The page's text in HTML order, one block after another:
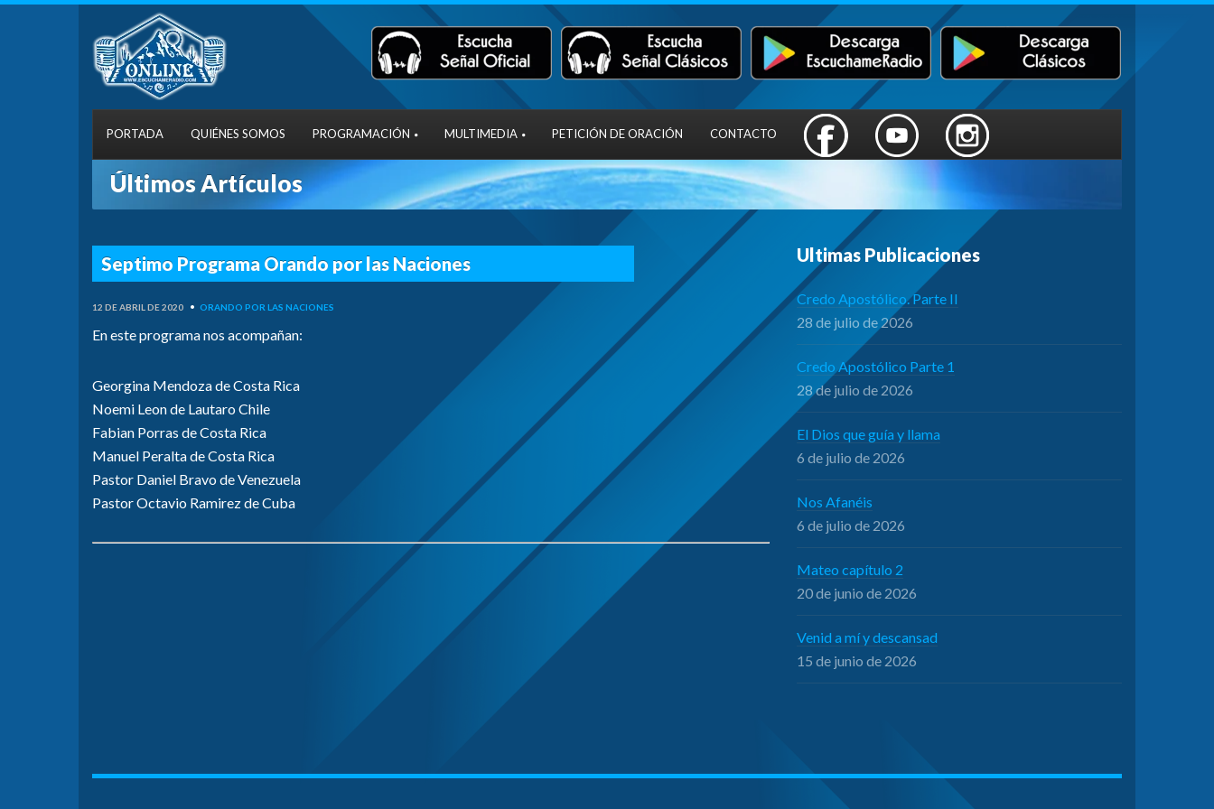
PORTADA QUIÉNES SOMOS PROGRAMACIÓN MULTIMEDIA PETICIÓN DE ORACIÓN CONTACTO
Últimos Artículos
Septimo Programa Orando por las Naciones
12 DE ABRIL DE 2020 • ORANDO POR LAS NACIONES
En este programa nos acompañan:
Georgina Mendoza de Costa Rica
Noemi Leon de Lautaro Chile
Fabian Porras de Costa Rica
Manuel Peralta de Costa Rica
Pastor Daniel Bravo de Venezuela
Pastor Octavio Ramirez de Cuba
Ultimas Publicaciones
Credo Apostólico. Parte II
28 de julio de 2026
Credo Apostólico Parte 1
28 de julio de 2026
El Dios que guía y llama
6 de julio de 2026
Nos Afanéis
6 de julio de 2026
Mateo capítulo 2
20 de junio de 2026
Venid a mí y descansad
15 de junio de 2026